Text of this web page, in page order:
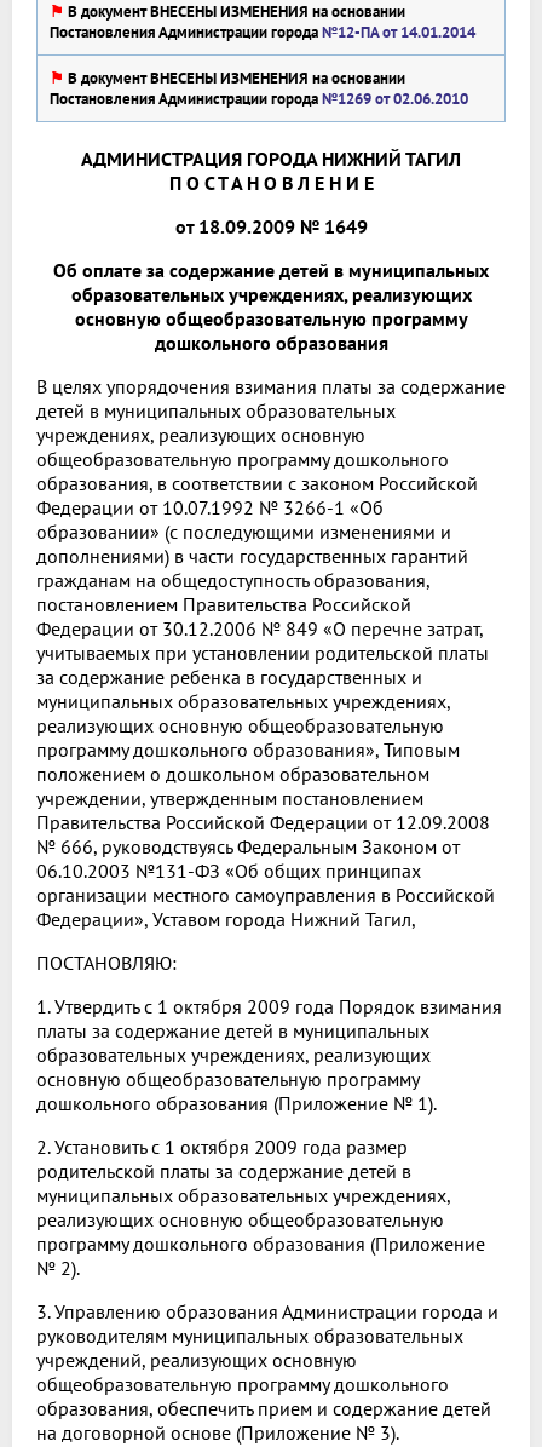
⚑ В документ ВНЕСЕНЫ ИЗМЕНЕНИЯ на основании
Постановления Администрации города№12-ПА от 14.01.2014
⚑ В документ ВНЕСЕНЫ ИЗМЕНЕНИЯ на основании
Постановления Администрации города№1269 от 02.06.2010
АДМИНИСТРАЦИЯ ГОРОДА НИЖНИЙ ТАГИЛ
П О С Т А Н О В Л Е Н И Е
от 18.09.2009 № 1649
Об оплате за содержание детей в муниципальных
образовательных учреждениях, реализующих
основную общеобразовательную программу
дошкольного образования
В целях упорядочения взимания платы за содержание
детей в муниципальных образовательных
учреждениях, реализующих основную
общеобразовательную программу дошкольного
образования, в соответствии с законом Российской
Федерации от 10.07.1992 № 3266-1 «Об
образовании» (с последующими изменениями и
дополнениями) в части государственных гарантий
гражданам на общедоступность образования,
постановлением Правительства Российской
Федерации от 30.12.2006 № 849 «О перечне затрат,
учитываемых при установлении родительской платы
за содержание ребенка в государственных и
муниципальных образовательных учреждениях,
реализующих основную общеобразовательную
программу дошкольного образования», Типовым
положением о дошкольном образовательном
учреждении, утвержденным постановлением
Правительства Российской Федерации от 12.09.2008
№ 666, руководствуясь Федеральным Законом от
06.10.2003 №131-ФЗ «Об общих принципах
организации местного самоуправления в Российской
Федерации», Уставом города Нижний Тагил,
ПОСТАНОВЛЯЮ:
1. Утвердить с 1 октября 2009 года Порядок взимания
платы за содержание детей в муниципальных
образовательных учреждениях, реализующих
основную общеобразовательную программу
дошкольного образования (Приложение № 1).
2. Установить с 1 октября 2009 года размер
родительской платы за содержание детей в
муниципальных образовательных учреждениях,
реализующих основную общеобразовательную
программу дошкольного образования (Приложение
№ 2).
3. Управлению образования Администрации города и
руководителям муниципальных образовательных
учреждений, реализующих основную
общеобразовательную программу дошкольного
образования, обеспечить прием и содержание детей
на договорной основе (Приложение № 3).